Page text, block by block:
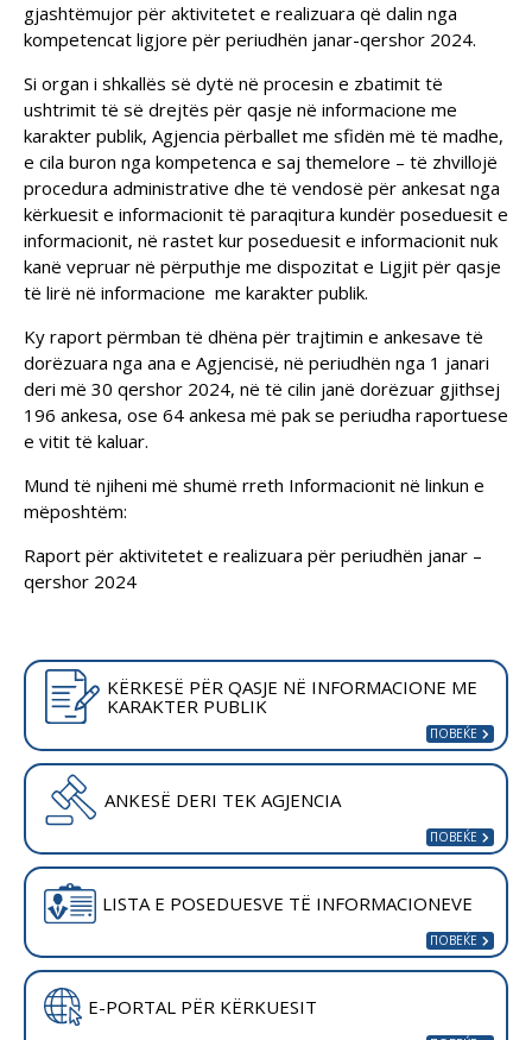
gjashtëmujor për aktivitetet e realizuara që dalin nga
kompetencat ligjore për periudhën janar-qershor 2024.
Si organ i shkallës së dytë në procesin e zbatimit të
ushtrimit të së drejtës për qasje në informacione me
karakter publik, Agjencia përballet me sfidën më të madhe,
e cila buron nga kompetenca e saj themelore – të zhvillojë
procedura administrative dhe të vendosë për ankesat nga
kërkuesit e informacionit të paraqitura kundër poseduesit e
informacionit, në rastet kur poseduesit e informacionit nuk
kanë vepruar në përputhje me dispozitat e Ligjit për qasje
të lirë në informacione me karakter publik.
Ky raport përmban të dhëna për trajtimin e ankesave të
dorëzuara nga ana e Agjencisë, në periudhën nga 1 janari
deri më 30 qershor 2024, në të cilin janë dorëzuar gjithsej
196 ankesa, ose 64 ankesa më pak se periudha raportuese
e vitit të kaluar.
Mund të njiheni më shumë rreth Informacionit në linkun e
mëposhtëm:
Raport për aktivitetet e realizuara për periudhën janar –
qershor 2024
KËRKESË PËR QASJE NË INFORMACIONE ME
KARAKTER PUBLIK
ANKESË DERI TEK AGJENCIA
LISTA E POSEDUESVE TË INFORMACIONEVE
E-PORTAL PËR KËRKUESIT